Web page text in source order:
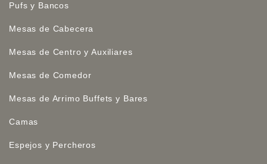
Pufs y Bancos
Mesas de Cabecera
Mesas de Centro y Auxiliares
Mesas de Comedor
Mesas de Arrimo Buffets y Bares
Camas
Espejos y Percheros